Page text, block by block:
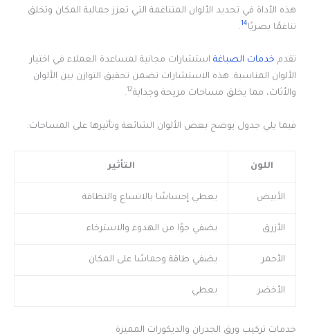
هذه الأداة في تحديد الألوان المتناغمة التي تعزز جمالية المكان وتخلق
تناغمًا بصريًا14
.
تقدم خدمات الصباغة استشارات مجانية لمساعدة العملاء في اختيار
الألوان المناسبة. هذه الاستشارات تضمن تحقيق التوازن بين الألوان
والأثاث، مما يخلق مساحات مريحة وجذابة12
.
فيما يلي جدول يوضح بعض الألوان الشائعة وتأثيرها على المساحات:
اللون التأثير
الأبيض يعطي إحساسًا بالاتساع والنظافة
الأزرق يضفي جوًا من الهدوء والاسترخاء
الأحمر يضفي طاقة وحماسًا على المكان
الأخضر يعطي
خدمات تركيب ورق الجدران والديكورات المميزة